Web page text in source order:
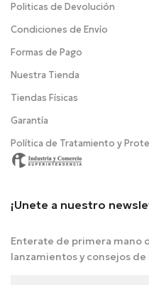
Politicas de Devolución
Condiciones de Envío
Formas de Pago
Nuestra Tienda
Tiendas Físicas
Garantía
Política de Tratamiento y
¡Unete a nuestro
Enterate de primera mano
lanzamientos y consejos